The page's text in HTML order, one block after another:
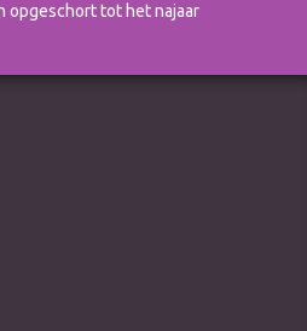
opgeschort tot het najaar